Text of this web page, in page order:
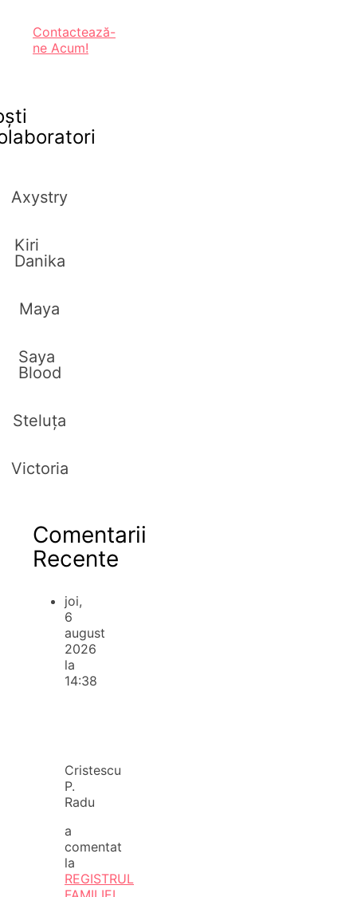
Contactează-
ne Acum!
Axystry
Kiri
Danika
Maya
Saya
Blood
Steluța
Victoria
Comentarii
Recente
joi,
6
august
2026
la
14:38
Cristescu
P.
Radu
a
comentat
la
REGISTRUL